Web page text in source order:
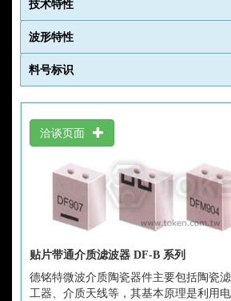
技术特性
波形特性
料号标识
洽谈页面
贴片带通介质滤波器 DF-B 系列
德铭特微波介质陶瓷器件主要包括陶瓷
工器、介质天线等，其基本原理是利用